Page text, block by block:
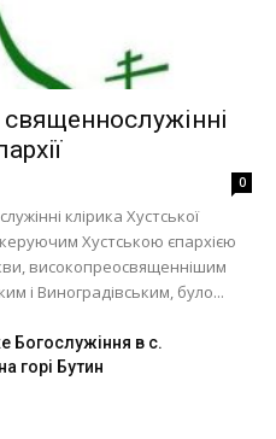
0
клірика Хустської
керуючим Хустською єпархією
високопреосвященнішим
і Виноградівським, було...
Богослужіння в с.
горі Бутин